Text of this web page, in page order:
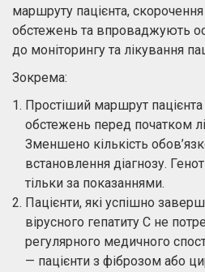
маршруту пацієнта, скорочення
обстежень та впроваджують
до моніторингу та лікування
Зокрема:
Простіший маршрут
обстежень перед початком
Зменшено кількість
встановлення діагнозу.
тільки за показаннями.
Пацієнти, які успішно
вірусного гепатиту С не
регулярного медичного
— пацієнти з фіброзом або